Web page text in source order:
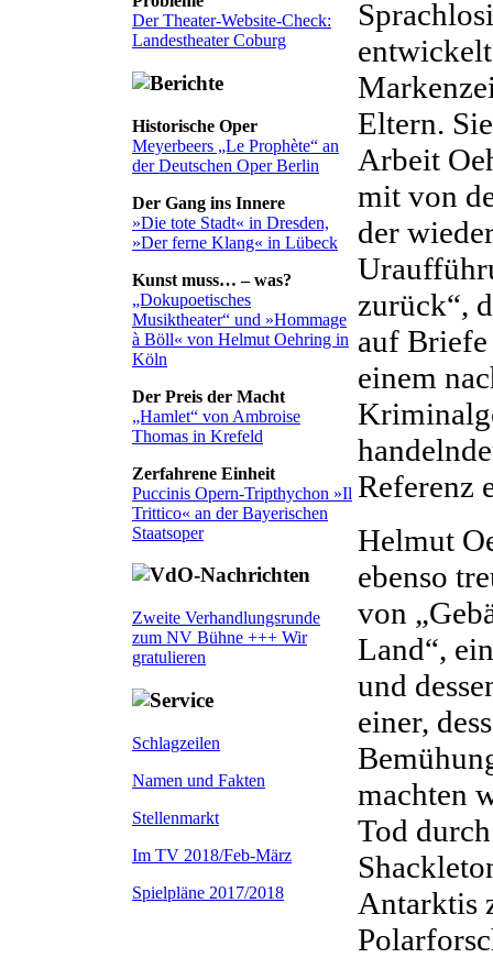
Der Theater-Website-Check:
Landestheater Coburg
Historische Oper
Meyerbeers „Le Prophète“ an
der Deutschen Oper Berlin
Der Gang ins Innere
»Die tote Stadt« in Dresden,
»Der ferne Klang« in Lübeck
Kunst muss… – was?
„Dokupoetisches
Musiktheater“ und »Hommage
à Böll« von Helmut Oehring in
Köln
Der Preis der Macht
„Hamlet“ von Ambroise
Thomas in Krefeld
Zerfahrene Einheit
Puccinis Opern-Tripthychon »Il
Trittico« an der Bayerischen
Staatsoper
Zweite Verhandlungsrunde
zum NV Bühne +++ Wir
gratulieren
Schlagzeilen
Namen und Fakten
Stellenmarkt
Im TV 2018/Feb-März
Spielpläne 2017/2018
Eltern.
Arbeit
mit von
der
zurück“,
auf
einem
Referenz
Helmut
ebenso
von
Land“,
und
einer,
machten
Tod
Antarktis